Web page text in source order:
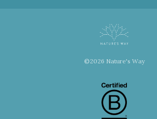
©2026 Nature's Way